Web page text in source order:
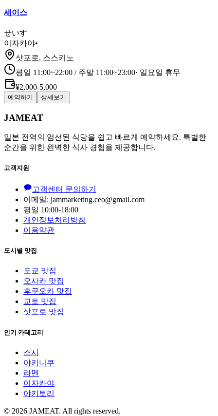
세이스
せいす
이자카야•
삿포로, 스스키노
평일 11:00~22:00 / 주말 11:00~23:00· 일요일 휴무
¥2,000-5,000
예약하기 상세보기
JAMEAT
일본 전역의 엄선된 식당을 쉽고 빠르게 예약하세요. 특별한
순간을 위한 완벽한 식사 경험을 제공합니다.
고객지원
고객센터 문의하기
이메일: jammarketing.ceo@gmail.com
평일 10:00-18:00
개인정보처리방침
이용약관
도시별 맛집
도쿄 맛집
오사카 맛집
후쿠오카 맛집
교토 맛집
삿포로 맛집
인기 카테고리
스시
야키니쿠
라멘
이자카야
야키토리
© 2026 JAMEAT. All rights reserved.